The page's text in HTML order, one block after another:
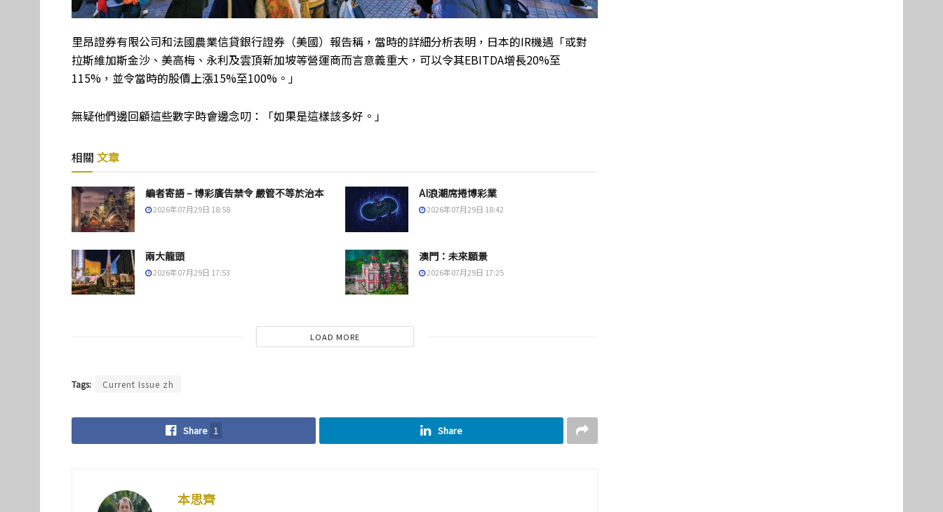
里昂證券有限公司和法國農業信貸銀行證券（美國）報告稱，當時的詳細分析表明，日本的IR機遇「或對
拉斯維加斯金沙、美高梅、永利及雲頂新加坡等營運商而言意義重大，可以令其EBITDA增長20%至
115%，並令當時的股價上漲15%至100%。」
無疑他們邊回顧這些數字時會邊念叨：「如果是這樣該多好。」
相關 文章
編者寄語 – 博彩廣告禁令 嚴管不等於治本
2026年07月29日 18:58
AI浪潮席捲博彩業
2026年07月29日 18:42
兩大龍頭
2026年07月29日 17:53
澳門：未來願景
2026年07月29日 17:25
LOAD MORE
Tags: Current Issue zh
Share 1 Share
本思齊